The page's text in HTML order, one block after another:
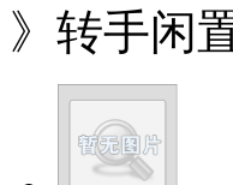
》转手闲